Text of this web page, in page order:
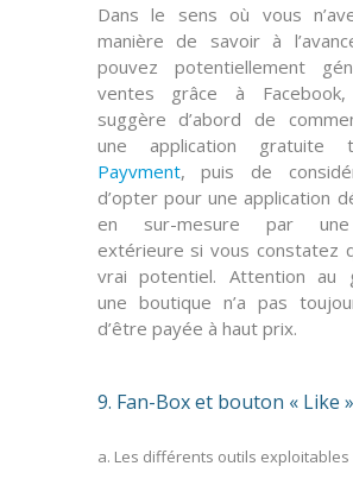
Dans le sens où vous
manière de savoir à
pouvez potentiellement
ventes grâce à
suggère d’abord de
une application gratuite
Payvment, puis de
d’opter pour une application
en sur-mesure par une
extérieure si vous constatez
vrai potentiel. Attention au
une boutique n’a pas
d’être payée à haut prix.
9. Fan-Box et bouton « Like »
a. Les différents outils exploitables